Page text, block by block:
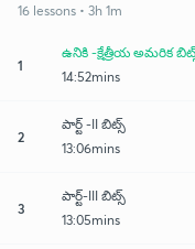
16 lessons • 3h 1m
1
ఉనికి -క్షేత్రీయ అమరిక
14:52mins
2
పార్ట్ -II బిట్స్
13:06mins
3
పార్ట్-III బిట్స్
13:05mins